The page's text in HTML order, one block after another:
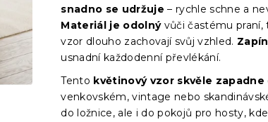
snadno se udržuje – rychle schne a
Materiál je odolnývůči častému praní,
vzor dlouho zachovají svůj vzhled.
usnadní každodenní převlékání.
Tento květinový vzor skvěle zapadne
venkovském, vintage nebo
do ložnice, ale i do pokojů pro hosty,